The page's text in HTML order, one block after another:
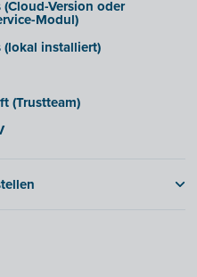
Version oder
Modul)
(lokal installiert)
(Trustteam)